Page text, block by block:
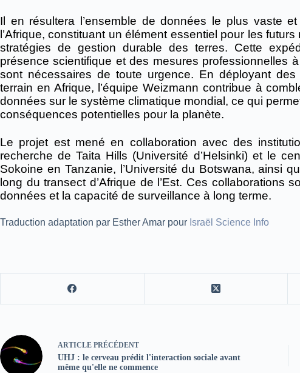
Il en résultera l’ensemble de données le plus vaste
l’Afrique, constituant un élément essentiel pour les
stratégies de gestion durable des terres. Cette
présence scientifique et des mesures professionnelles
sont nécessaires de toute urgence. En déployant
terrain en Afrique, l’équipe Weizmann contribue à
données sur le système climatique mondial, ce qui
conséquences potentielles pour la planète.
Le projet est mené en collaboration avec des
recherche de Taita Hills (Université d’Helsinki) et le
Sokoine en Tanzanie, l’Université du Botswana, ainsi
long du transect d’Afrique de l’Est. Ces collaborations
données et la capacité de surveillance à long terme.
Traduction adaptation par Esther Amar pour Israël Science Info
ARTICLE PRÉCÉDENT
UHJ : le cerveau prédit l'interaction sociale avant
même qu'elle ne commence